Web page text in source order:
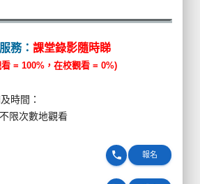
務： 課堂錄影隨時睇
= 100%，在校觀看 = 0%)
時間：
限次數地觀看
報名
phone